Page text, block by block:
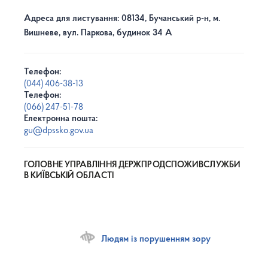
Адреса для листування: 08134, Бучанський р-н, м.
Вишневе, вул. Паркова, будинок 34 А
Телефон:
(044) 406-38-13
Телефон:
(066) 247-51-78
Електронна пошта:
gu@dpssko.gov.ua
ГОЛОВНЕ УПРАВЛІННЯ ДЕРЖПРОДСПОЖИВСЛУЖБИ
В КИЇВСЬКІЙ ОБЛАСТІ
Людям із порушенням зору